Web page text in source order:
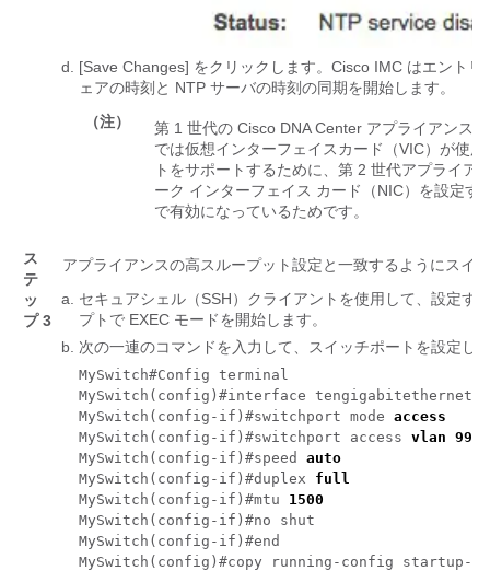
[Save Changes] をクリックします。Cisco IMC はエント
ェアの時刻と NTP サーバの時刻の同期を開始します。
（注）
第 1 世代の Cisco DNA Center アプライアンス
では仮想インターフェイスカード（VIC）が使
トをサポートするために、第 2 世代アプライア
ーク インターフェイス カード（NIC）を設定す
で有効になっているためです。
ス
テ
ッ
プ 3
アプライアンスの高スループット設定と一致するようにスイ
セキュアシェル（SSH）クライアントを使用して、設定す
プトで EXEC モードを開始します。
次の一連のコマンドを入力して、スイッチポートを設定し
MySwitch#Config terminal
MySwitch(config)#interface tengigabitethernet
MySwitch(config-if)#switchport mode access
MySwitch(config-if)#switchport access vlan 99
MySwitch(config-if)#speed auto
MySwitch(config-if)#duplex full
MySwitch(config-if)#mtu 1500
MySwitch(config-if)#no shut
MySwitch(config-if)#end
MySwitch(config)#copy running-config startup-